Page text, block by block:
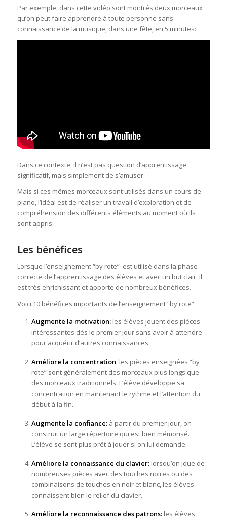
Par exemple, dans cette vidéo sont montrés deux morceaux
qu’on peut faire apprendre à toute personne sans
connaissance de la musique, dans une fête, en 5 minutes:
Dans ce contexte, il n’est pas question d’apprentissage
significatif, mais simplement de s’amuser.
Mais si ces mêmes morceaux sont utilisés dans un cours de
piano, l’idéal est de réaliser un travail d’exploration et de
compréhension des différents éléments au moment où ils
sont appris.
Les bénéfices
Lorsque l’enseignement “by rote” est utilisé dans la phase
correcte de l’apprentissage des élèves et avec un but clair, il
est très enrichissant et apporte de nombreux bénéfices.
Voici 10 bénéfices importants de l’enseignement “by rote”:
Augmente la motivation:les élèves jouent des pièces
intéressantes dès le premier jour sans avoir à attendre
pour acquérir d’autres connaissances.
Améliore la concentration: les pièces enseignées “by
rote” sont généralement des morceaux plus longs que
des morceaux traditionnels. L’élève développe sa
concentration en maintenant le rythme et l’attention du
début à la fin.
Augmente la confiance:à partir du premier jour, on
construit un large répertoire qui est bien mémorisé.
L’élève se sent plus prêt à jouer si on lui demande.
Améliore la connaissance du clavier: lorsqu’on joue de
nombreuses pièces avec des touches noires ou des
combinaisons de touches en noir et blanc, les élèves
connaissent bien le relief du clavier.
Améliore la reconnaissance des patrons:les élèves